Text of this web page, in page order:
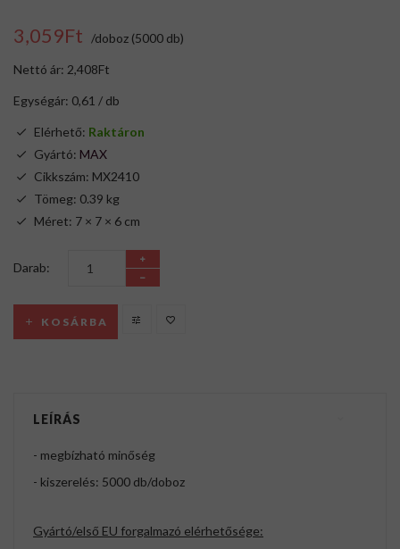
3,059Ft /doboz (5000 db)
Nettó ár: 2,408Ft
Egységár: 0,61 / db
Elérhető: Raktáron
Gyártó: MAX
Cikkszám: MX2410
Tömeg: 0.39 kg
Méret: 7 × 7 × 6 cm
Darab:
KOSÁRBA
LEÍRÁS
- megbízható minőség
- kiszerelés: 5000 db/doboz
Gyártó/első EU forgalmazó elérhetősége: